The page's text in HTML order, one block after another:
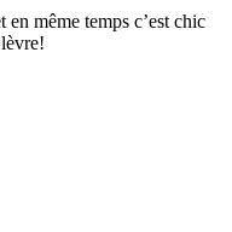
en même temps c’est chic